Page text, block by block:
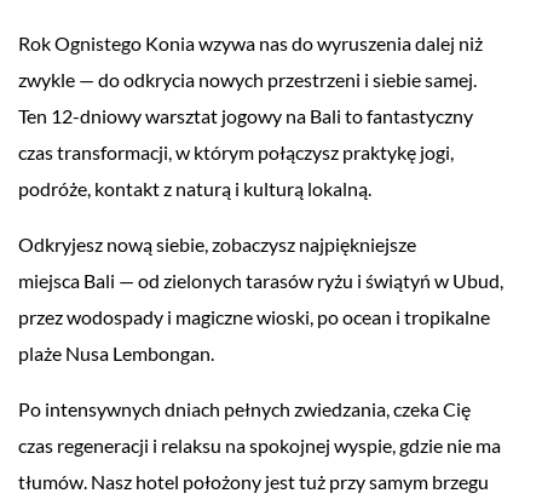
Rok Ognistego Konia wzywa nas do wyruszenia dalej niż
zwykle — do odkrycia nowych przestrzeni i siebie samej.
Ten 12-dniowy warsztat jogowy na Bali to fantastyczny
czas transformacji, w którym połączysz praktykę jogi,
podróże, kontakt z naturą i kulturą lokalną.
Odkryjesz nową siebie, zobaczysz najpiękniejsze
miejsca Bali — od zielonych tarasów ryżu i świątyń w Ubud,
przez wodospady i magiczne wioski, po ocean i tropikalne
plaże Nusa Lembongan.
Po intensywnych dniach pełnych zwiedzania, czeka Cię
czas regeneracji i relaksu na spokojnej wyspie, gdzie nie ma
tłumów. Nasz hotel położony jest tuż przy samym brzegu